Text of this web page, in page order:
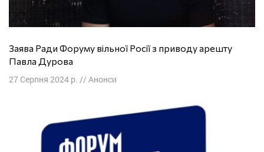
Заява Ради Форуму вільної Росії з приводу арешту
Павла Дурова
27 Серпня 2024 р. // Анонси